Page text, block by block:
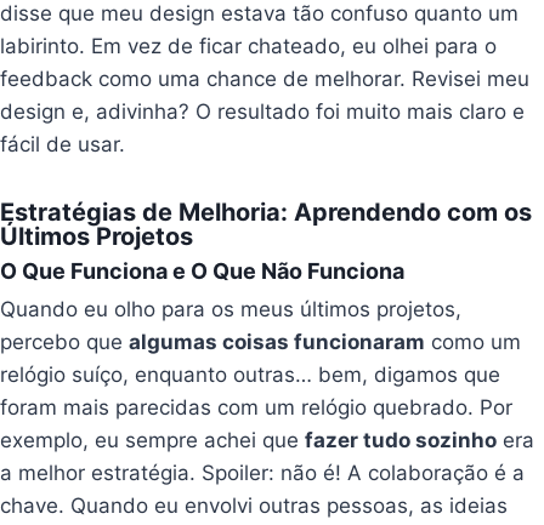
disse que meu design estava tão confuso quanto um
labirinto. Em vez de ficar chateado, eu olhei para o
feedback como uma chance de melhorar. Revisei meu
design e, adivinha? O resultado foi muito mais claro e
fácil de usar.
Estratégias de Melhoria: Aprendendo com os
Últimos Projetos
O Que Funciona e O Que Não Funciona
Quando eu olho para os meus últimos projetos,
percebo quealgumas coisas funcionaram como um
relógio suíço, enquanto outras… bem, digamos que
foram mais parecidas com um relógio quebrado. Por
exemplo, eu sempre achei quefazer tudo sozinho era
a melhor estratégia. Spoiler: não é! A colaboração é a
chave. Quando eu envolvi outras pessoas, as ideias